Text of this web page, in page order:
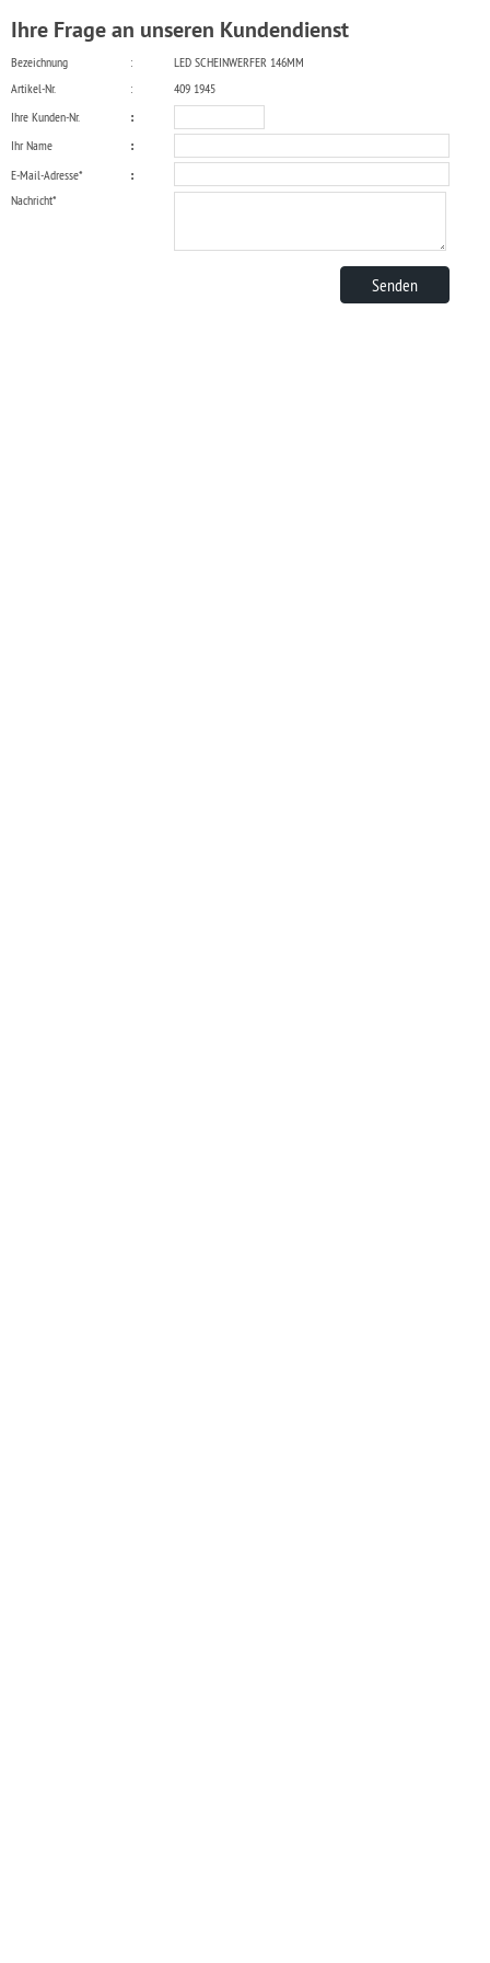
Ihre Frage an unseren Kundendienst
Bezeichnung :
LED SCHEINWERFER 146MM
Artikel-Nr.
:
409 1945
Ihre Kunden-Nr.
:
Ihr Name
:
E-Mail-Adresse*
:
Nachricht*